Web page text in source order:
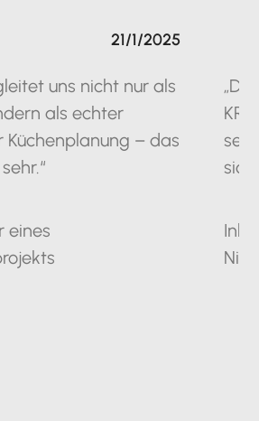
uns nicht nur als
als echter
Küchenplanung – das
eines
21/1/2025
seit
sich